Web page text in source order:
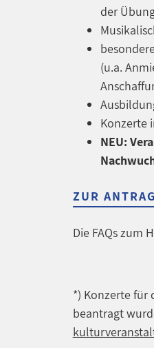
der
(u.a.
Konzerte
NEU:
ZUR
Die FAQs zum
*) Konzerte für
beantragt